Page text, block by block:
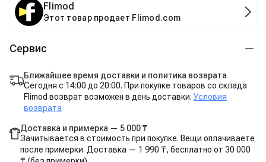
Flimod
Этот товар продает Flimod.com
Сервис
Ближайшее время доставки и политика возврата
Сегодня с 14:00 до 20:00. При покупке товаров со склада
Flimod возврат возможен в день доставки. Условия
возврата
Доставка и примерка — 5 000 ₸
Зачитывается в стоимость при покупке. Вещи оплачиваете
после примерки. Доставка — 1 990 ₸, бесплатно от 30 000